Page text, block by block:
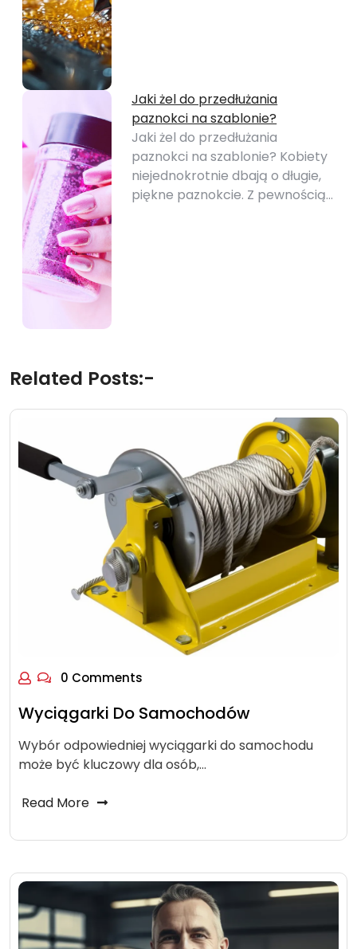
Jaki żel do przedłużania
paznokci na szablonie?
Jaki żel do przedłużania
paznokci na szablonie? Kobiety
niejednokrotnie dbają o długie,
piękne paznokcie. Z pewnością…
Related Posts:-
0 Comments
Wyciągarki Do Samochodów
Wybór odpowiedniej wyciągarki do samochodu
może być kluczowy dla osób,…
Read More